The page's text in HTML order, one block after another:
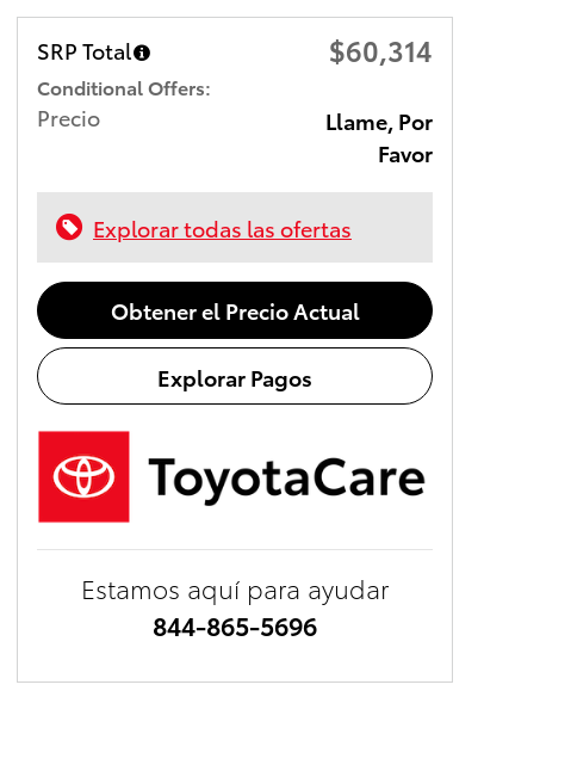
SRP Total $60,314
Precio
Llame, Por
Favor
Explorar todas las ofertas
Obtener el Precio Actual
Explorar Pagos
Estamos aquí para ayudar
844-865-5696